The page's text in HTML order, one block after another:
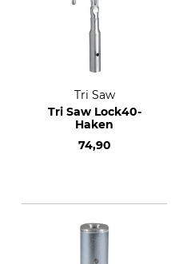
Tri Saw
Tri Saw Lock40-
Haken
74,90